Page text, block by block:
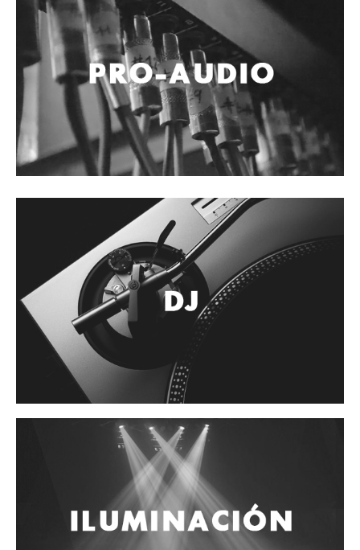
Espigas y conectores
Accesorios
Otros Instrumentos de Cuerdas
Mandolina
Banjo
Mariachi
Accesorios
Guitarra Metal
Guitarra Nylon
Guitarra Electrica
Otros instrumentos de Cuerdas